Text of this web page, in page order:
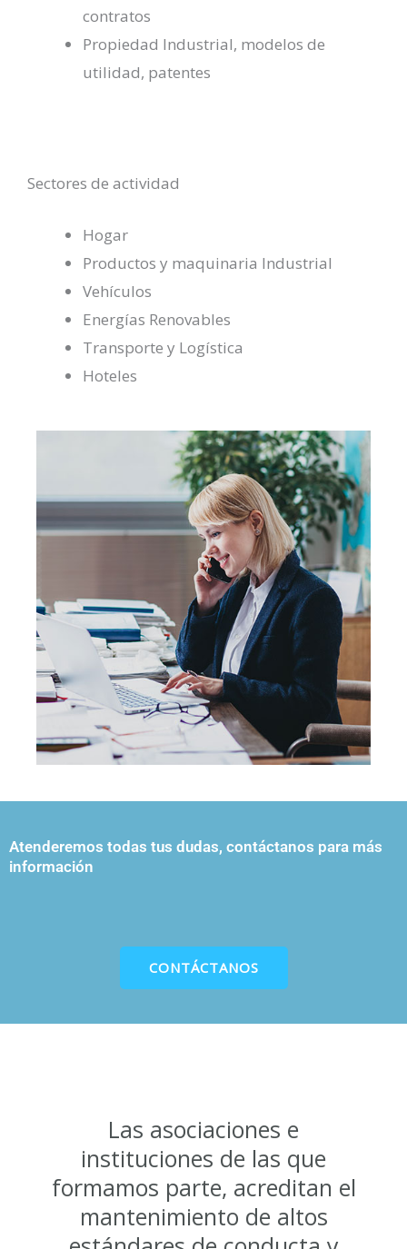
contratos
Propiedad Industrial, modelos de
utilidad, patentes
Sectores de actividad
Hogar
Productos y maquinaria Industrial
Vehículos
Energías Renovables
Transporte y Logística
Hoteles
Atenderemos todas tus dudas, contáctanos para más
información
CONTÁCTANOS
Las asociaciones e
instituciones de las que
formamos parte, acreditan el
mantenimiento de altos